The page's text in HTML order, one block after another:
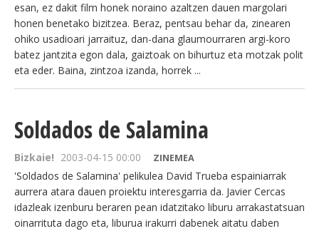
esan, ez dakit film honek noraino azaltzen dauen margolari
honen benetako bizitzea. Beraz, pentsau behar da, zinearen
ohiko usadioari jarraituz, dan-dana glaumourraren argi-koro
batez jantzita egon dala, gaiztoak on bihurtuz eta motzak polit
eta eder. Baina, zintzoa izanda, horrek ...
Soldados de Salamina
Bizkaie! 2003-04-15 00:00 ZINEMEA
'Soldados de Salamina' pelikulea David Trueba espainiarrak
aurrera atara dauen proiektu interesgarria da. Javier Cercas
idazleak izenburu beraren pean idatzitako liburu arrakastatsuan
oinarrituta dago eta, liburua irakurri dabenek aitatu daben